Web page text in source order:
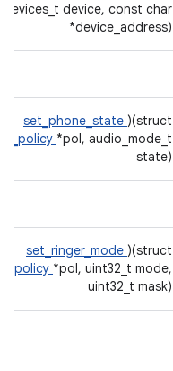
device, const char
*device_address)
set_phone_state )(struct
*pol, audio_mode_t
state)
set_ringer_mode )(struct
*pol, uint32_t mode,
uint32_t mask)